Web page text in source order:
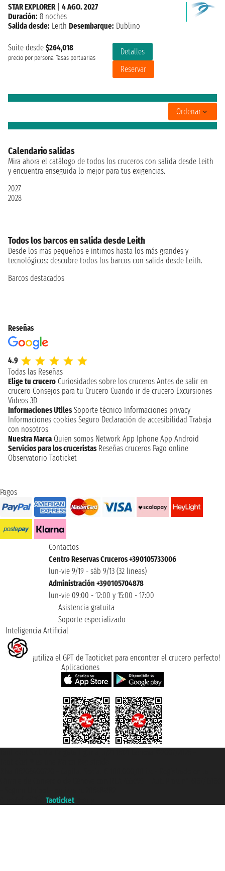
Suite desde $264,018
precio por persona Tasas portuarias
Detalles
Reservar
STAR EXPLORER| 4 AGO. 2027
Duración: 8 noches
Salida desde: Leith Desembarque: Dublino
Ordenar
Calendario salidas
Mira ahora el catálogo de todos los cruceros con salida desde Leith
y encuentra enseguida lo mejor para tus exigencias.
2027
2028
Todos los barcos en salida desde Leith
Desde los más pequeños e íntimos hasta los más grandes y
tecnológicos: descubre todos los barcos con salida desde Leith.
Barcos destacados
Reseñas
4.9
Todas las Reseñas
Elige tu crucero Curiosidades sobre los cruceros Antes de salir en
crucero Consejos para tu Crucero Cuando ir de crucero Excursiones
Videos 3D
Informaciones Utiles Soporte técnico Informaciones privacy
Informaciones cookies Seguro Declaración de accesibilidad Trabaja
con nosotros
Nuestra Marca Quien somos Network App Iphone App Android
Servicios para los cruceristas Reseñas cruceros Pago online
Observatorio Taoticket
Pagos
Contactos
Centro Reservas Cruceros +390105733006
lun-vie 9/19 - sáb 9/13 (32 lineas)
Administración +390105704878
lun-vie 09:00 - 12:00 y 15:00 - 17:00
Asistencia gratuita
Soporte especializado
Inteligencia Artificial
¡utiliza el GPT de Taoticket para encontrar el crucero perfecto!
Aplicaciones
Taoticket